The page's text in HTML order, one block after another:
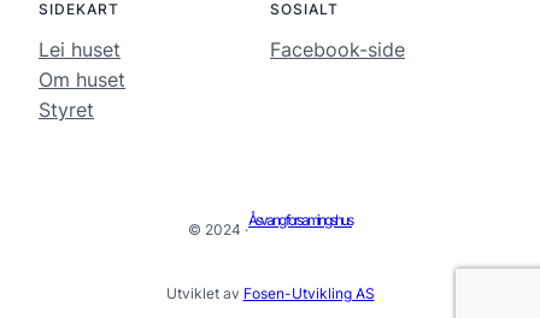
SIDEKART
Lei huset
Om huset
Styret
SOSIALT
Facebook-side
© 2024 ·
Åsvang forsamingshus
Utviklet av Fosen-Utvikling AS